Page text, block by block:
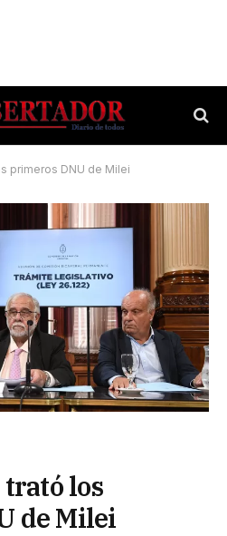
primeros DNU de Milei
los
de Milei